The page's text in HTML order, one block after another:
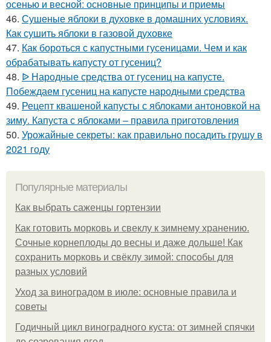
осенью и весной: основные принципы и приемы
46. Сушеные яблоки в духовке в домашних условиях.
Как сушить яблоки в газовой духовке
47. Как бороться с капустными гусеницами. Чем и как
обрабатывать капусту от гусениц?
48. ᐉ Народные средства от гусениц на капусте.
Побеждаем гусениц на капусте народными средства
49. Рецепт квашеной капусты с яблоками антоновкой на
зиму. Капуста с яблоками – правила приготовления
50. Урожайные секреты: как правильно посадить грушу в
2021 году
Популярные материалы
Как выбрать саженцы гортензии
Как готовить морковь и свеклу к зимнему хранению.
Сочные корнеплоды до весны и даже дольше! Как
сохранить морковь и свёклу зимой: способы для
разных условий
Уход за виноградом в июле: основные правила и
советы
Годичный цикл виноградного куста: от зимней спячки